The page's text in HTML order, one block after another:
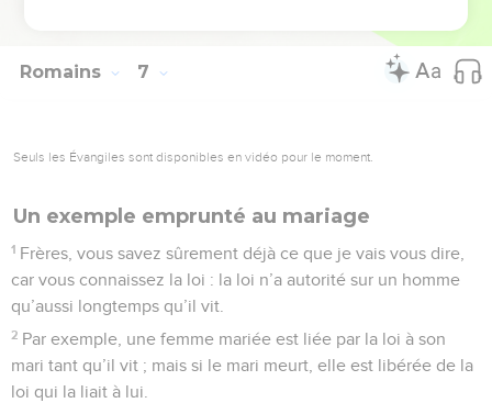
Romains 7
Seuls les Évangiles sont disponibles en vidéo pour le moment.
Un exemple emprunté au mariage
1 Frères, vous savez sûrement déjà ce que je vais vous dire,
car vous connaissez la loi : la loi n’a autorité sur un homme
qu’aussi longtemps qu’il vit.
2 Par exemple, une femme mariée est liée par la loi à son
mari tant qu’il vit ; mais si le mari meurt, elle est libérée de la
loi qui la liait à lui.